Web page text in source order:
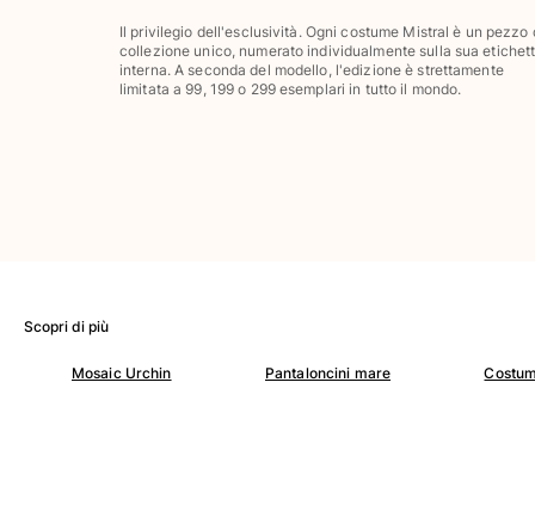
Sweatshirts
T-Shirts
Modelli lounge
Costumi da bagno
Il privilegio dell'esclusività. Ogni costume Mistral è un pezzo
collezione unico, numerato individualmente sulla sua
interna. A seconda del modello, l'edizione è strettamente
limitata a 99, 199 o 299 esemplari in tutto il mondo.
Scopri di più
Mosaic Urchin Pantaloncini mare